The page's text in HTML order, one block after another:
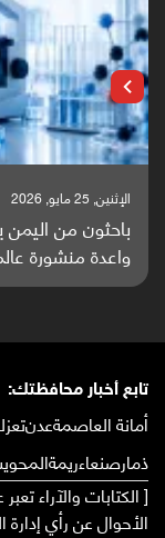
الإثنين, 25 مايو, 2026
باحثون من اليمن
واعدة منشورة
تابع أخبار محافظتك:
أمانة العاصمةعدنتعز
ذمارصنعاءريمة
[ الكتابات والآراء
الأحوال عن رأي